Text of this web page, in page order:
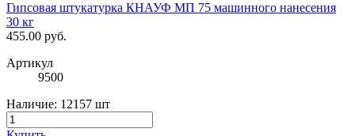
Гипсовая штукатурка КНАУФ МП 75 машинного нанесения
30 кг
455.00 руб.
Артикул
9500
Наличие: 12157 шт